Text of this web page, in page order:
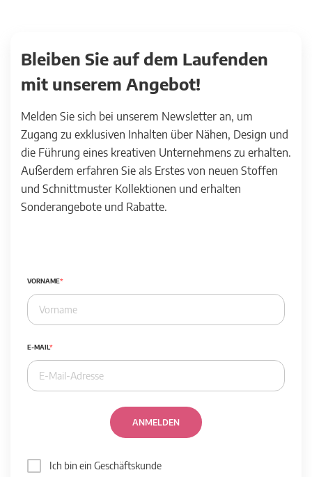
Bleiben Sie auf dem Laufenden
mit unserem Angebot!
Melden Sie sich bei unserem Newsletter an, um
Zugang zu exklusiven Inhalten über Nähen, Design und
die Führung eines kreativen Unternehmens zu erhalten.
Außerdem erfahren Sie als Erstes von neuen Stoffen
und Schnittmuster Kollektionen und erhalten
Sonderangebote und Rabatte.
VORNAME
E-MAIL
ANMELDEN
Ich bin ein Geschäftskunde